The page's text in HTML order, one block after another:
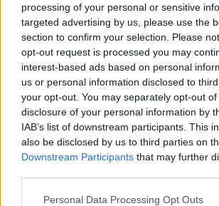
processing of your personal or sensitive
targeted advertising by us, please use the
section to confirm your selection. Please
opt-out request is processed you may
interest-based ads based on personal
us or personal information disclosed to
your opt-out. You may separately opt-out
disclosure of your personal information by
IAB’s list of downstream participants. This
also be disclosed by us to third parties on
Downstream Participants that may further
Please note that this website/app uses one
Personal Data Processing Opt Outs
A háború elfeledett áldozatainak
eltűnt műkincseket a restitúciós
irányító amerikai tisztségviselő,
a belbiztonsági minisztérium
elismerte, hogy a nácikon és a
kívül egyes amerikai katonák is
műalkotásokat. Kijelentette,
mindent megtesznek, hogy a
műkincsek visszakerüljenek jogos
tulajdonosaikhoz. Ez a negyedik
amelyet az Egyesült Államok
visszaadott Lengyelországnak.